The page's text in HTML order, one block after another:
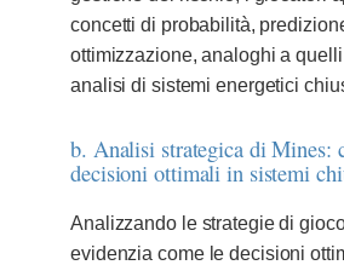
concetti di probabilità,
ottimizzazione, analoghi a
analisi di sistemi energetici
b. Analisi strategica di Mines:
decisioni ottimali in sistemi
Analizzando le strategie di
evidenzia come le decisioni